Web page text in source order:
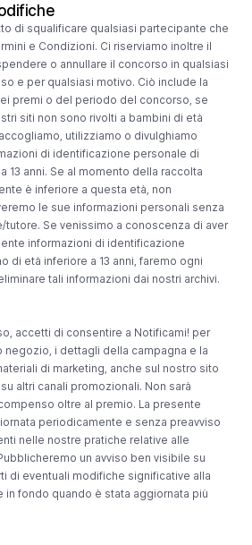
di squalificare qualsiasi partecipante che
e Condizioni. Ci riserviamo inoltre il
o annullare il concorso in qualsiasi
e per qualsiasi motivo. Ciò include la
premi o del periodo del concorso, se
siti non sono rivolti a bambini di età
utilizziamo o divulghiamo
di identificazione personale di
13 anni. Se al momento della raccolta
è inferiore a questa età, non
le sue informazioni personali senza
Se venissimo a conoscenza di aver
informazioni di identificazione
di età inferiore a 13 anni, faremo ogni
tali informazioni dai nostri archivi.
accetti di consentire a Notificami! per
negozio, i dettagli della campagna e la
di marketing, anche sul nostro sito
altri canali promozionali. Non sarà
oltre al premio. La presente
periodicamente e senza preavviso
nelle nostre pratiche relative alle
un avviso ben visibile su
di eventuali modifiche significative alla
in fondo quando è stata aggiornata più